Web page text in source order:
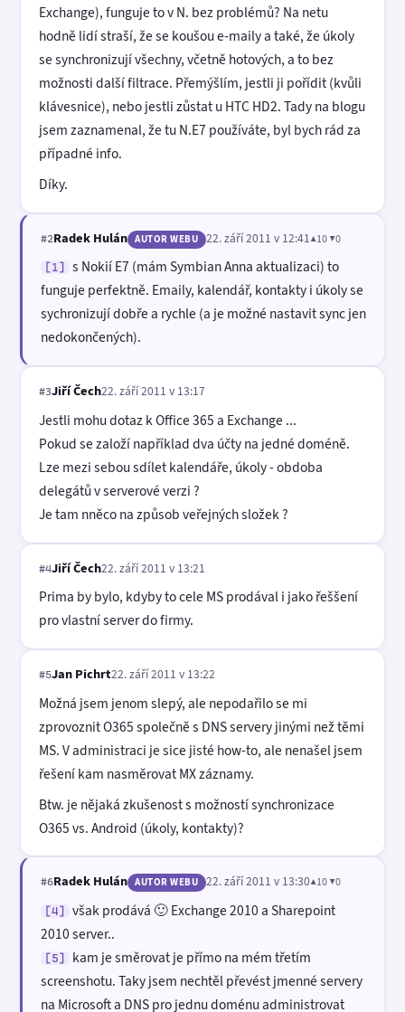
Exchange), funguje to v N. bez problémů? Na netu
hodně lidí straší, že se koušou e-maily a také, že úkoly
se synchronizují všechny, včetně hotových, a to bez
možnosti další filtrace. Přemýšlím, jestli ji pořídit (kvůli
klávesnice), nebo jestli zůstat u HTC HD2. Tady na blogu
jsem zaznamenal, že tu N.E7 používáte, byl bych rád za
případné info.
Díky.
#2Radek Hulán AUTOR WEBU 22. září 2011 v 12:41▲10 ▼0
[1]
s Nokií E7 (mám Symbian Anna aktualizaci) to
funguje perfektně. Emaily, kalendář, kontakty i úkoly se
sychronizují dobře a rychle (a je možné nastavit sync jen
nedokončených).
#3Jiří Čech22. září 2011 v 13:17
Jestli mohu dotaz k Office 365 a Exchange ...
Pokud se založí například dva účty na jedné doméně.
Lze mezi sebou sdílet kalendáře, úkoly - obdoba
delegátů v serverové verzi ?
Je tam nněco na způsob veřejných složek ?
#4Jiří Čech22. září 2011 v 13:21
Prima by bylo, kdyby to cele MS prodával i jako řeššení
pro vlastní server do firmy.
#5Jan Pichrt22. září 2011 v 13:22
Možná jsem jenom slepý, ale nepodařilo se mi
zprovoznit O365 společně s DNS servery jinými než těmi
MS. V administraci je sice jisté how-to, ale nenašel jsem
řešení kam nasměrovat MX záznamy.
Btw. je nějaká zkušenost s možností synchronizace
O365 vs. Android (úkoly, kontakty)?
#6Radek Hulán AUTOR WEBU 22. září 2011 v 13:30▲10 ▼0
[4]
však prodává 🙂 Exchange 2010 a Sharepoint
2010 server..
[5]
kam je směrovat je přímo na mém třetím
screenshotu. Taky jsem nechtěl převést jmenné servery
na Microsoft a DNS pro jednu doménu administrovat